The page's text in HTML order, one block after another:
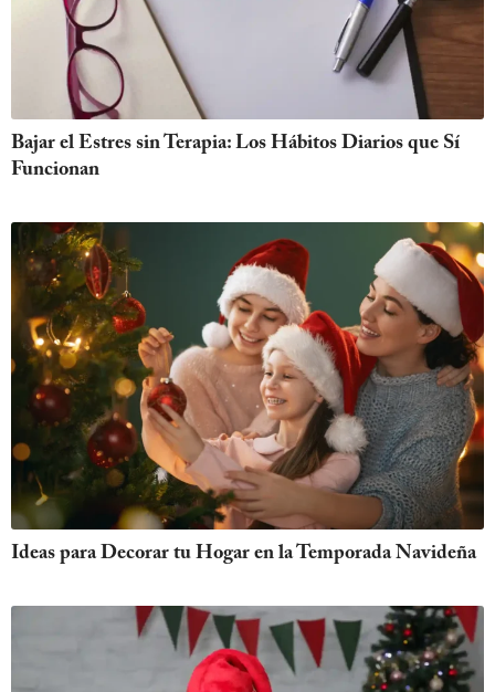
Bajar el Estres sin Terapia: Los Hábitos Diarios que Sí
Funcionan
Ideas para Decorar tu Hogar en la Temporada Navideña